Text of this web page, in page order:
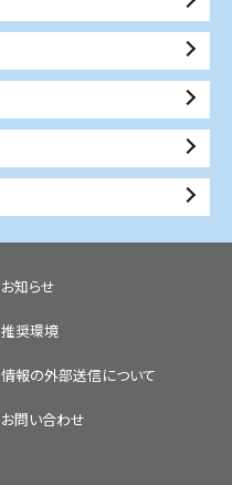
お知らせ
推奨環境
情報の外部送信について
お問い合わせ